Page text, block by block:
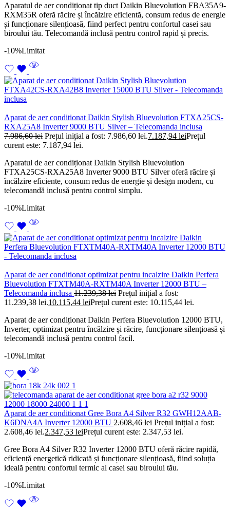
Aparatul de aer condiționat tip duct Daikin Bluevolution FBA35A9-
RXM35R oferă răcire și încălzire eficientă, consum redus de energie
și funcționare silențioasă, fiind perfect pentru confortul casei sau
biroului tău. Telecomandă inclusă pentru control rapid și precis.
-10%Limitat
Aparat de aer conditionat Daikin Stylish Bluevolution FTXA25CS-
RXA25A8 Inverter 9000 BTU Silver – Telecomanda inclusa
7.986,60lei Prețul inițial a fost: 7.986,60 lei.7.187,94 leiPrețul
curent este: 7.187,94 lei.
Aparatul de aer condiționat Daikin Stylish Bluevolution
FTXA25CS-RXA25A8 Inverter 9000 BTU Silver oferă răcire și
încălzire eficiente, consum redus de energie și design modern, cu
telecomandă inclusă pentru control simplu.
-10%Limitat
Aparat de aer conditionat optimizat pentru incalzire Daikin Perfera
Bluevolution FTXTM40A-RXTM40A Inverter 12000 BTU –
Telecomanda inclusa 11.239,38lei Prețul inițial a fost:
11.239,38 lei.10.115,44 leiPrețul curent este: 10.115,44 lei.
Aparat de aer condiționat Daikin Perfera Bluevolution 12000 BTU,
Inverter, optimizat pentru încălzire și răcire, funcționare silențioasă și
telecomandă inclusă pentru control facil.
-10%Limitat
Aparat de aer conditionat Gree Bora A4 Silver R32 GWH12AAB-
K6DNA4A Inverter 12000 BTU 2.608,46lei Prețul inițial a fost:
2.608,46 lei.2.347,53 leiPrețul curent este: 2.347,53 lei.
Gree Bora A4 Silver R32 Inverter 12000 BTU oferă răcire rapidă,
eficiență energetică ridicată și funcționare silențioasă, fiind soluția
ideală pentru confortul termic al casei sau biroului tău.
-10%Limitat